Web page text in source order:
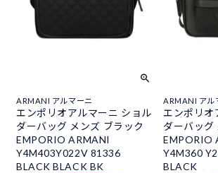
ARMANI アルマーニ
エンポリオアルマーニ ショル
ダーバッグ メンズ ブラック
EMPORIO ARMANI
Y4M403Y022V 81336
BLACK BLACK BK
ARMANI アル
エンポリオ
ダーバッグ
EMPORIO
Y4M360
BLACK